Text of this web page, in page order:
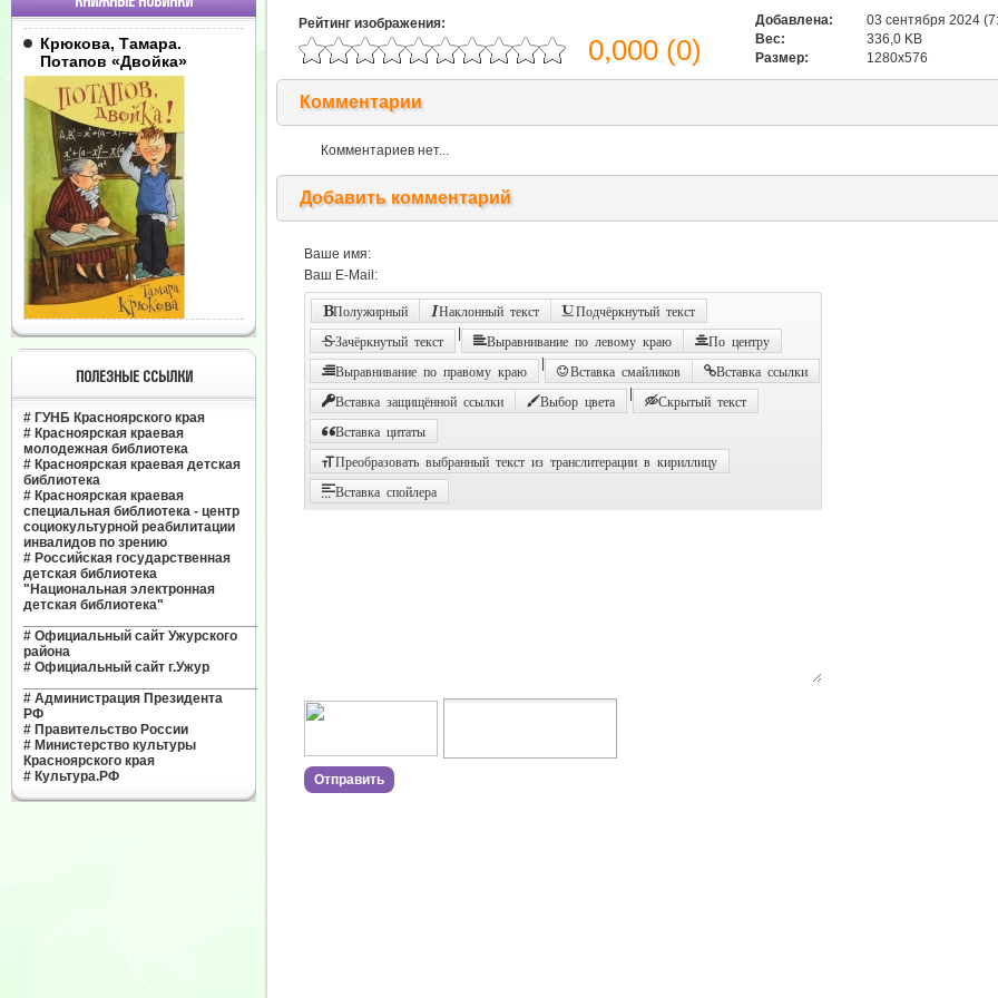
Крюкова, Тамара.
Потапов «Двойка»
ПОЛЕЗНЫЕ ССЫЛКИ
# ГУНБ Красноярского края
# Красноярская краевая
молодежная библиотека
# Красноярская краевая детская
библиотека
# Красноярская краевая
специальная библиотека - центр
социокультурной реабилитации
инвалидов по зрению
# Российская государственная
детская библиотека
"Национальная электронная
детская библиотека"
# Официальный сайт Ужурского
района
# Официальный сайт г.Ужур
# Администрация Президента
РФ
# Правительство России
# Министерство культуры
Красноярского края
# Культура.РФ
Рейтинг изображения:
0,000 (0)
Добавлена:
03 сентября 2024
Вес:
336,0 KB
Размер:
1280x576
Комментарии
Комментариев нет...
Добавить комментарий
Ваше имя:
Ваш E-Mail:
Полужирный Наклонный текст Подчёркнутый текст
Зачёркнутый текст Выравнивание по левому краю По центру
Выравнивание по правому краю Вставка смайликов Вставка ссылки
Вставка защищённой ссылки Выбор цвета Скрытый текст
Вставка цитаты
Преобразовать выбранный текст из транслитерации в кириллицу
Вставка спойлера